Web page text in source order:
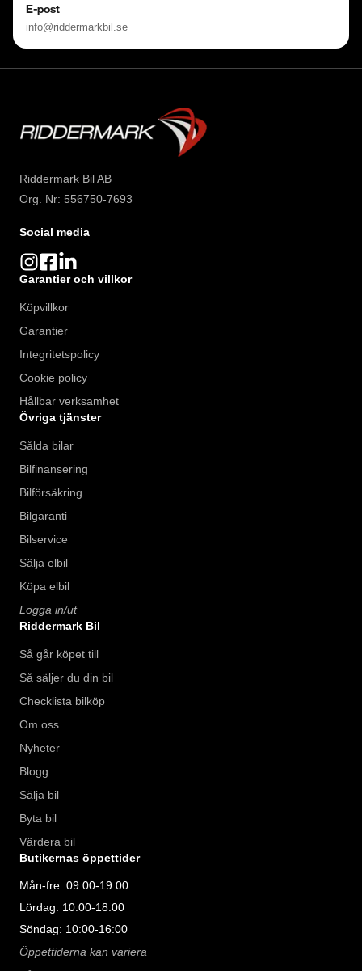
E-post
info@riddermarkbil.se
Riddermark Bil AB
Org. Nr: 556750-7693
Social media
Garantier och villkor
Köpvillkor
Garantier
Integritetspolicy
Cookie policy
Hållbar verksamhet
Övriga tjänster
Sålda bilar
Bilfinansering
Bilförsäkring
Bilgaranti
Bilservice
Sälja elbil
Köpa elbil
Logga in/ut
Riddermark Bil
Så går köpet till
Så säljer du din bil
Checklista bilköp
Om oss
Nyheter
Blogg
Sälja bil
Byta bil
Värdera bil
Butikernas öppettider
Mån-fre: 09:00-19:00
Lördag: 10:00-18:00
Söndag: 10:00-16:00
Öppettiderna kan variera